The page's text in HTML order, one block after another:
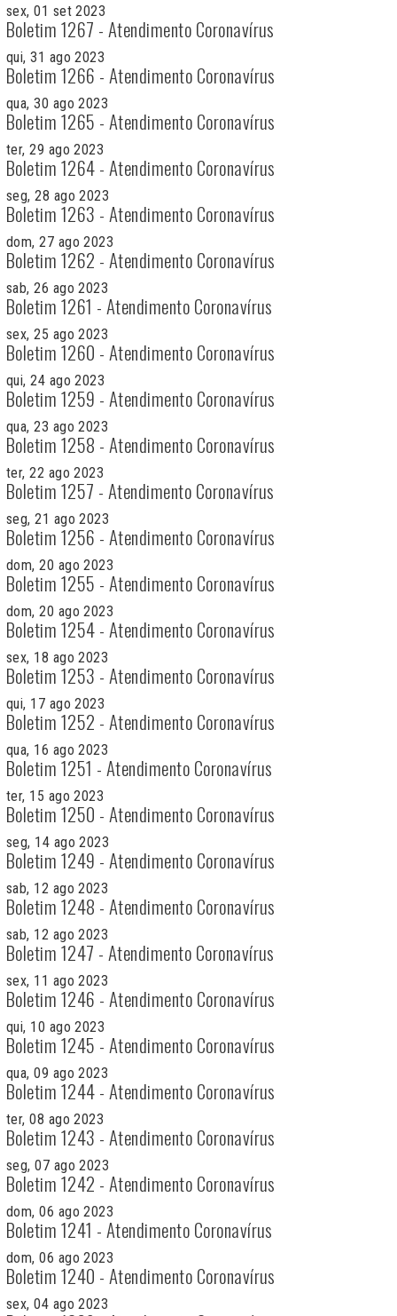
sex, 01 set 2023
Boletim 1267 - Atendimento Coronavírus
qui, 31 ago 2023
Boletim 1266 - Atendimento Coronavírus
qua, 30 ago 2023
Boletim 1265 - Atendimento Coronavírus
ter, 29 ago 2023
Boletim 1264 - Atendimento Coronavírus
seg, 28 ago 2023
Boletim 1263 - Atendimento Coronavírus
dom, 27 ago 2023
Boletim 1262 - Atendimento Coronavírus
sab, 26 ago 2023
Boletim 1261 - Atendimento Coronavírus
sex, 25 ago 2023
Boletim 1260 - Atendimento Coronavírus
qui, 24 ago 2023
Boletim 1259 - Atendimento Coronavírus
qua, 23 ago 2023
Boletim 1258 - Atendimento Coronavírus
ter, 22 ago 2023
Boletim 1257 - Atendimento Coronavírus
seg, 21 ago 2023
Boletim 1256 - Atendimento Coronavírus
dom, 20 ago 2023
Boletim 1255 - Atendimento Coronavírus
dom, 20 ago 2023
Boletim 1254 - Atendimento Coronavírus
sex, 18 ago 2023
Boletim 1253 - Atendimento Coronavírus
qui, 17 ago 2023
Boletim 1252 - Atendimento Coronavírus
qua, 16 ago 2023
Boletim 1251 - Atendimento Coronavírus
ter, 15 ago 2023
Boletim 1250 - Atendimento Coronavírus
seg, 14 ago 2023
Boletim 1249 - Atendimento Coronavírus
sab, 12 ago 2023
Boletim 1248 - Atendimento Coronavírus
sab, 12 ago 2023
Boletim 1247 - Atendimento Coronavírus
sex, 11 ago 2023
Boletim 1246 - Atendimento Coronavírus
qui, 10 ago 2023
Boletim 1245 - Atendimento Coronavírus
qua, 09 ago 2023
Boletim 1244 - Atendimento Coronavírus
ter, 08 ago 2023
Boletim 1243 - Atendimento Coronavírus
seg, 07 ago 2023
Boletim 1242 - Atendimento Coronavírus
dom, 06 ago 2023
Boletim 1241 - Atendimento Coronavírus
dom, 06 ago 2023
Boletim 1240 - Atendimento Coronavírus
sex, 04 ago 2023